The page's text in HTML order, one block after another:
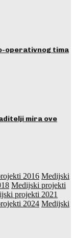
operativnog tima
mira ove
2016 Medijski
Medijski projekti
projekti 2021
2024 Medijski